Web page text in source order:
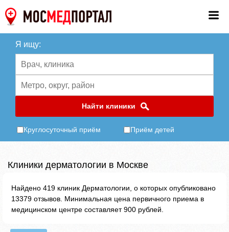
Я ищу:
Найти клиники
Круглосуточный приём Приём детей
Клиники дерматологии в Москве
Найдено 419 клиник Дерматологии, о которых опубликовано
13379 отзывов. Минимальная цена первичного приема в
медицинском центре составляет 900 рублей.